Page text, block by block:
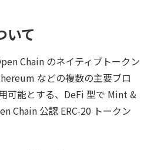
いて
Chain のネイティブトークン
などの複数の主要ブロ
可能とする、DeFi 型で Mint &
Chain 公認 ERC-20 トークン